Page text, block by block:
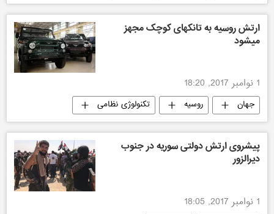
ارتش روسیه به تانکهای کوچک مجهز
میشود
1 نوامبر 2017, 18:20
جهان روسیه تکنولوژی نظامی
پیشروی ارتش دولتی سوریه در جنوب
دیرالزور
1 نوامبر 2017, 18:05